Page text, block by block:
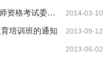
国家卫生和计划生育委员会医师资格考试委员会公告 2014-03-10
培训班的通知 2013-09-12
2013-06-02